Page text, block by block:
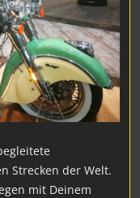
Strecken der Welt.
mit Deinem